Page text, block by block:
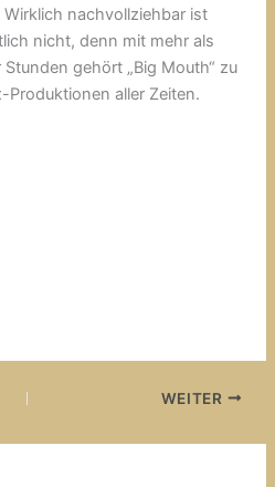
nachvollziehbar ist
nicht, denn mit mehr als
gehört „Big Mouth“ zu
aller Zeiten.
WEITER